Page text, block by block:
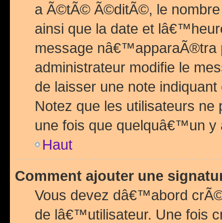
a Ã©tÃ© Ã©ditÃ©, le
ainsi que la date et
message nâ€™apparaÃ®tra
administrateur modifie le
de laisser une note
Notez que les utilisateurs
une fois que quelquâ€™un y
Haut
Comment ajouter une
Vous devez dâ€™abord
de lâ€™utilisateur. Une fois